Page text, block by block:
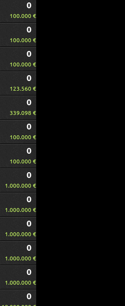
0
100.000 €
0
100.000 €
0
100.000 €
0
123.560 €
0
339.098 €
0
100.000 €
0
100.000 €
0
1.000.000 €
0
1.000.000 €
0
1.000.000 €
0
1.000.000 €
0
1.000.000 €
0